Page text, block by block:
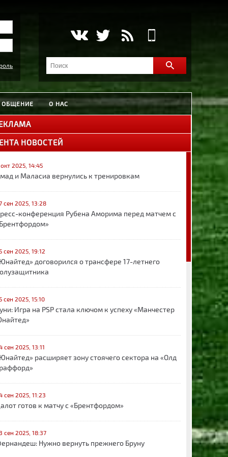
ОБЩЕНИЕ О НАС
НОВОСТЕЙ
2025, 14:45
и Маласиа вернулись к тренировкам
сен 2025, 13:28
конференция Рубена Аморима перед матчем с
сен 2025, 19:12
договорился о трансфере 17-летнего
сен 2025, 15:10
Игра на PSP стала ключом к успеху «Манчестер
сен 2025, 13:11
расширяет зону стоячего сектора на «Олд
сен 2025, 11:23
готов к матчу с «Брентфордом»
сен 2025, 18:37
Нужно вернуть прежнего Бруну